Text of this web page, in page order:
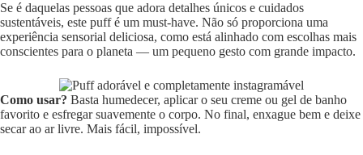
Se é daquelas pessoas que adora detalhes únicos e cuidados
sustentáveis, este puff é um must-have. Não só proporciona uma
experiência sensorial deliciosa, como está alinhado com escolhas mais
conscientes para o planeta — um pequeno gesto com grande impacto.
Como usar? Basta humedecer, aplicar o seu creme ou gel de banho
favorito e esfregar suavemente o corpo. No final, enxague bem e deixe
secar ao ar livre. Mais fácil, impossível.